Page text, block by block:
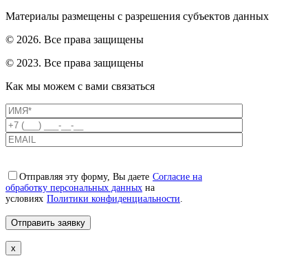
Материалы размещены с разрешения субъектов данных
© 2026. Все права защищены
© 2023. Все права защищены
Как мы можем с вами связаться
Отправляя эту форму, Вы даете Согласие на
обработку персональных данных на
условиях Политики конфиденциальности.
x